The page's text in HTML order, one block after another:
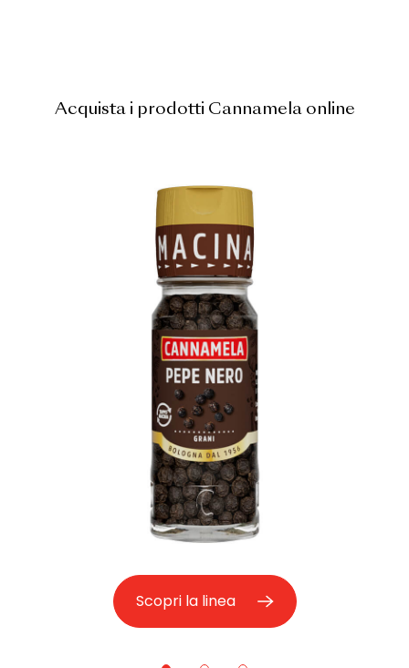
Acquista i prodotti Cannamela online
Scopri la linea